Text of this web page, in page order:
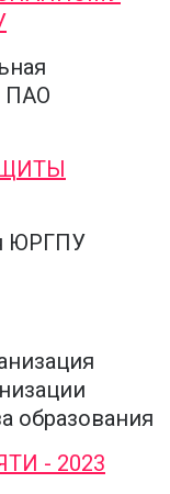
ПАО
ЮРГПУ
образования
- 2023